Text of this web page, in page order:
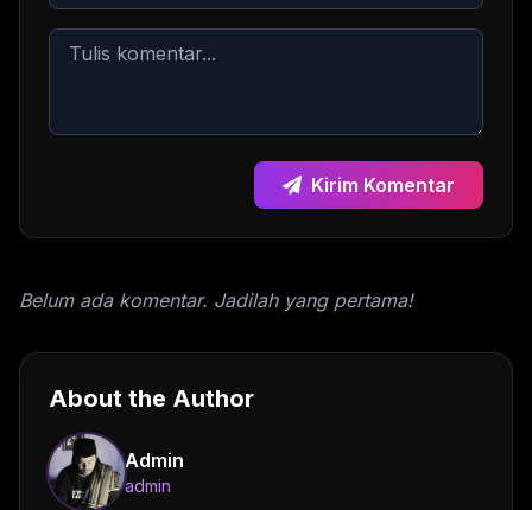
Kirim Komentar
Belum ada komentar. Jadilah yang pertama!
About the Author
Admin
admin